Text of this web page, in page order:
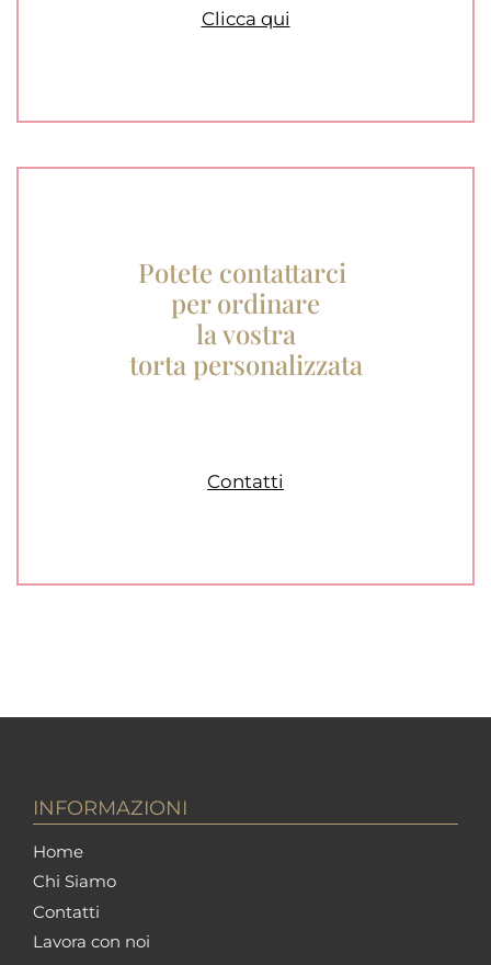
Clicca qui
Potete contattarci
per ordinare
la vostra
torta personalizzata
Contatti
INFORMAZIONI
Home
Chi Siamo
Contatti
Lavora con noi